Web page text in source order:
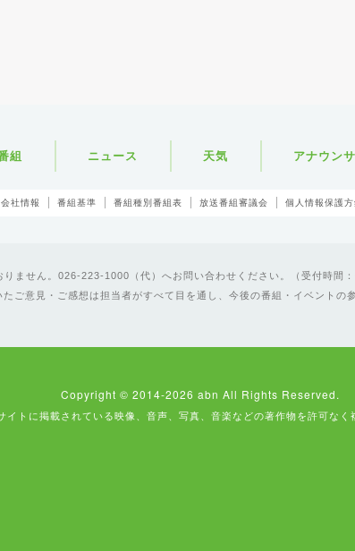
組 ニュース 天気 アナウン
会社情報 番組基準 番組種別番組表 放送番組審議会 個人情報保護方
ません。026-223-1000（代）へお問い合わせください。（受付時間
たご意見・ご感想は担当者がすべて目を通し、今後の番組・イベントの
Copyright © 2014-2026 abn All Rights Reserved.
イトに掲載されている映像、音声、写真、音楽などの著作物を許可なく